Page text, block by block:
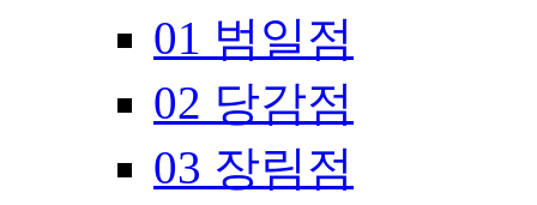
01 범일점
02 당감점
03 장림점